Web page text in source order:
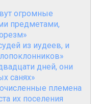
огромные
предметами,
из иудеев, и
дней, они
санях»
племена
их поселения